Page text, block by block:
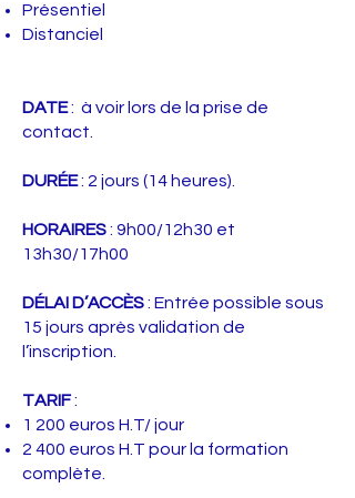
Présentiel
Distanciel
DATE: à voir lors de la prise de
contact.
DURÉE: 2 jours (14 heures).
HORAIRES: 9h00/12h30 et
13h30/17h00
DÉLAI D’ACCÈS: Entrée possible sous
15 jours après validation de
l’inscription.
TARIF:
1 200 euros H.T/ jour
2 400 euros H.T pour la formation
complète.